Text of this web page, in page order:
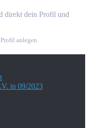
direkt dein Profil und
anlegen.
in 09/2023